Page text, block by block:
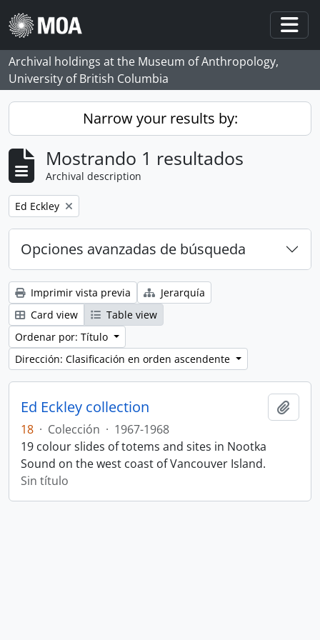
Skip to main content
Archival holdings at the Museum of Anthropology,
University of British Columbia
Narrow your results by:
Mostrando 1 resultados
Archival description
Remove filter:
Ed Eckley
Opciones avanzadas de búsqueda
Imprimir vista previa
Jerarquía
Card view
Table view
Ordenar por: Título
Dirección: Clasificación en orden ascendente
Ed Eckley collection
18 · Colección · 1967-1968
19 colour slides of totems and sites in Nootka
Sound on the west coast of Vancouver Island.
Sin título